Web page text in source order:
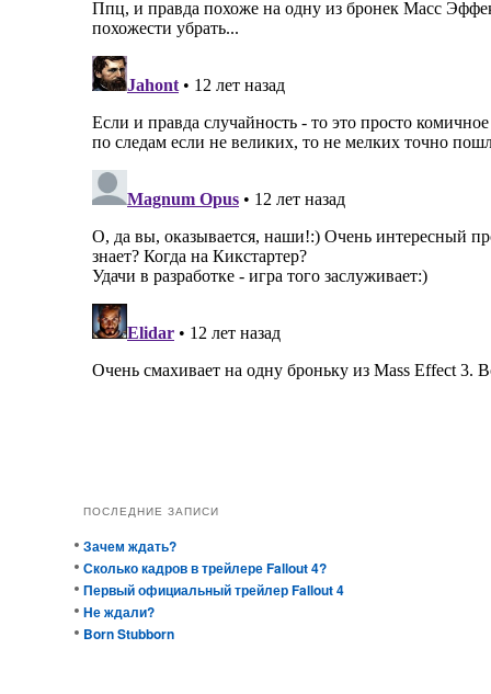
ПОСЛЕДНИЕ ЗАПИСИ
Зачем ждать?
Сколько кадров в трейлере Fallout 4?
Первый официальный трейлер Fallout 4
Не ждали?
Born Stubborn